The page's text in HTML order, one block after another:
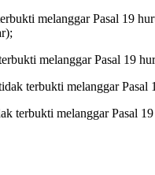
melanggar Pasal 19
melanggar Pasal 19
terbukti melanggar Pasal
terbukti melanggar Pasal